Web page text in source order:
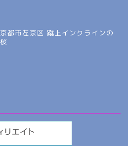
京都市左京区 蹴上インクラインの
桜